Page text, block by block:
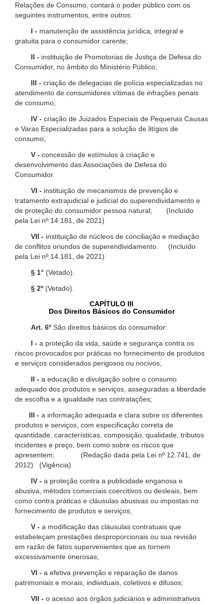
Relações de Consumo, contará o poder público com os
seguintes instrumentos, entre outros:
I - manutenção de assistência jurídica, integral e
gratuita para o consumidor carente;
II - instituição de Promotorias de Justiça de Defesa do
Consumidor, no âmbito do Ministério Público;
III - criação de delegacias de polícia especializadas no
atendimento de consumidores vítimas de infrações penais
de consumo;
IV - criação de Juizados Especiais de Pequenas Causas
e Varas Especializadas para a solução de litígios de
consumo;
V - concessão de estímulos à criação e
desenvolvimento das Associações de Defesa do
Consumidor.
VI - instituição de mecanismos de prevenção e
tratamento extrajudicial e judicial do superendividamento e
de proteção do consumidor pessoa natural; (Incluído
pela Lei nº 14.181, de 2021)
VII - instituição de núcleos de conciliação e mediação
de conflitos oriundos de superendividamento. (Incluído
pela Lei nº 14.181, de 2021)
§ 1° (Vetado).
§ 2º (Vetado).
CAPÍTULO III
Dos Direitos Básicos do Consumidor
Art. 6º São direitos básicos do consumidor:
I - a proteção da vida, saúde e segurança contra os
riscos provocados por práticas no fornecimento de produtos
e serviços considerados perigosos ou nocivos;
II - a educação e divulgação sobre o consumo
adequado dos produtos e serviços, asseguradas a liberdade
de escolha e a igualdade nas contratações;
III - a informação adequada e clara sobre os diferentes
produtos e serviços, com especificação correta de
quantidade, características, composição, qualidade, tributos
incidentes e preço, bem como sobre os riscos que
apresentem; (Redação dada pela Lei nº 12.741, de
2012) (Vigência)
IV - a proteção contra a publicidade enganosa e
abusiva, métodos comerciais coercitivos ou desleais, bem
como contra práticas e cláusulas abusivas ou impostas no
fornecimento de produtos e serviços;
V - a modificação das cláusulas contratuais que
estabeleçam prestações desproporcionais ou sua revisão
em razão de fatos supervenientes que as tornem
excessivamente onerosas;
VI - a efetiva prevenção e reparação de danos
patrimoniais e morais, individuais, coletivos e difusos;
VII - o acesso aos órgãos judiciários e administrativos